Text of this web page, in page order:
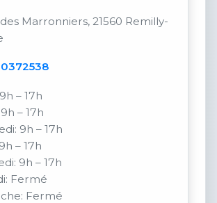
Marronniers, 21560 Remilly-
– 17h
– 17h
9h – 17h
– 17h
9h – 17h
Fermé
Fermé